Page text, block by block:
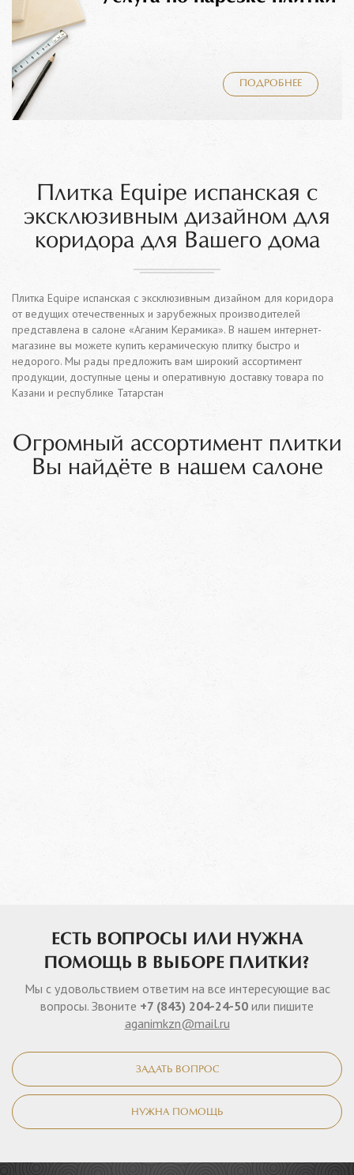
ПОДРОБНЕЕ
Плитка Equipe испанская с
эксклюзивным дизайном для
коридора для Вашего дома
Плитка Equipe испанская с эксклюзивным дизайном для коридора
от ведущих отечественных и зарубежных производителей
представлена в салоне «Аганим Керамика». В нашем интернет-
магазине вы можете купить керамическую плитку быстро и
недорого. Мы рады предложить вам широкий ассортимент
продукции, доступные цены и оперативную доставку товара по
Казани и республике Татарстан
Огромный ассортимент плитки
Вы найдёте в нашем салоне
ЕСТЬ ВОПРОСЫ ИЛИ НУЖНА
ПОМОЩЬ В ВЫБОРЕ ПЛИТКИ?
Мы с удовольствием ответим на все интересующие вас
вопросы. Звоните +7 (843) 204-24-50 или пишите
aganimkzn@mail.ru
ЗАДАТЬ ВОПРОС
НУЖНА ПОМОЩЬ